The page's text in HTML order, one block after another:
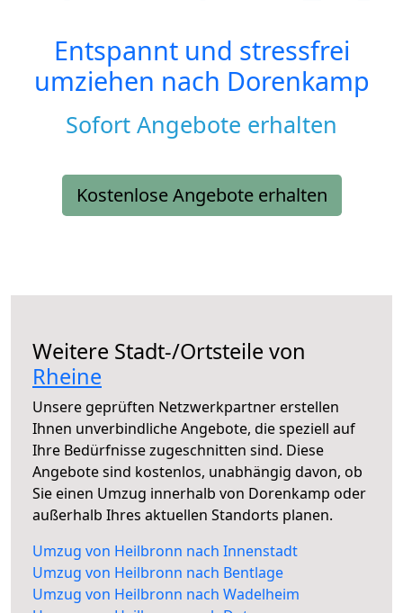
Entspannt und stressfrei
umziehen nach Dorenkamp
Sofort Angebote erhalten
Kostenlose Angebote erhalten
Weitere Stadt-/Ortsteile von
Rheine
Unsere geprüften Netzwerkpartner erstellen
Ihnen unverbindliche Angebote, die speziell auf
Ihre Bedürfnisse zugeschnitten sind. Diese
Angebote sind kostenlos, unabhängig davon, ob
Sie einen Umzug innerhalb von Dorenkamp oder
außerhalb Ihres aktuellen Standorts planen.
Umzug von Heilbronn nach Innenstadt
Umzug von Heilbronn nach Bentlage
Umzug von Heilbronn nach Wadelheim